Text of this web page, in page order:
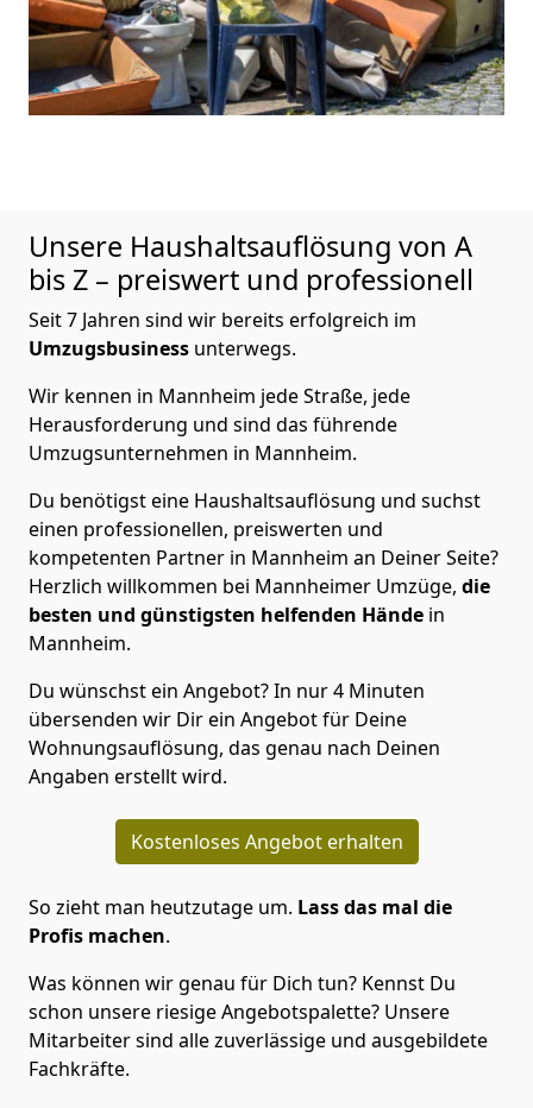
Unsere Haushaltsauflösung von A
bis Z – preiswert und professionell
Seit 7 Jahren sind wir bereits erfolgreich im
Umzugsbusiness unterwegs.
Wir kennen in Mannheim jede Straße, jede
Herausforderung und sind das führende
Umzugsunternehmen in Mannheim.
Du benötigst eine Haushaltsauflösung und suchst
einen professionellen, preiswerten und
kompetenten Partner in Mannheim an Deiner Seite?
Herzlich willkommen bei Mannheimer Umzüge, die
besten und günstigsten helfenden Hände in
Mannheim.
Du wünschst ein Angebot? In nur 4 Minuten
übersenden wir Dir ein Angebot für Deine
Wohnungsauflösung, das genau nach Deinen
Angaben erstellt wird.
Kostenloses Angebot erhalten
So zieht man heutzutage um. Lass das mal die
Profis machen.
Was können wir genau für Dich tun? Kennst Du
schon unsere riesige Angebotspalette? Unsere
Mitarbeiter sind alle zuverlässige und ausgebildete
Fachkräfte.